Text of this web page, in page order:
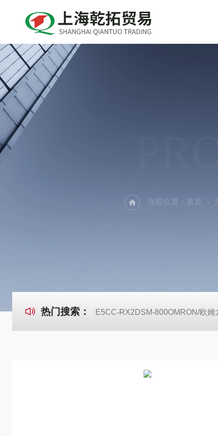
当前位置： 首页
热门搜索： E5CC-RX2DSM-800OMRON/欧